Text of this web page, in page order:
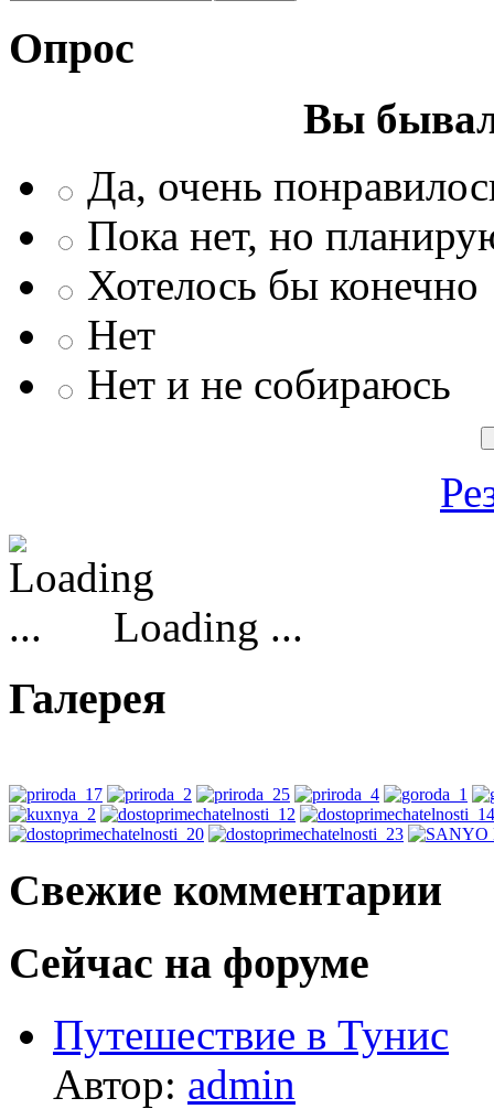
Опрос
Вы
Да, очень
Пока нет, но
Хотелось бы конечно
Нет
Нет и не собираюсь
Loading ...
Галерея
Свежие комментарии
Сейчас на форуме
Путешествие в Тунис
Автор: admin